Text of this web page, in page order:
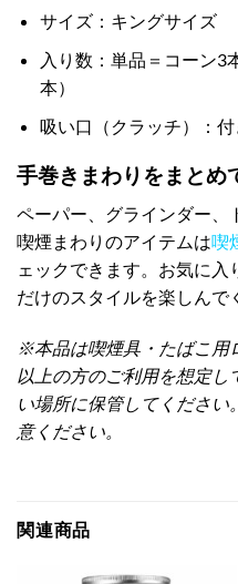
サイズ：キングサイズ
入り数：単品＝コーン3
本）
吸い口（クラッチ）：付
手巻きまわりをまとめ
ペーパー、グラインダー、
喫煙まわりのアイテムは喫
ェックできます。お気に
だけのスタイルを楽しんで
※本品は喫煙具・たばこ用
以上の方のご利用を想定
い場所に保管してくださ
意ください。
関連商品